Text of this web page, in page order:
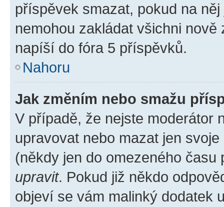
příspěvek smazat, pokud na
nemohou zakládat všichni
napíší do fóra 5 příspěvků.
Nahoru
Jak změním nebo smažu
V případě, že nejste moderátor
upravovat nebo mazat jen
(někdy jen do omezeného
upravit. Pokud již někdo
objeví se vám malinký dodatek